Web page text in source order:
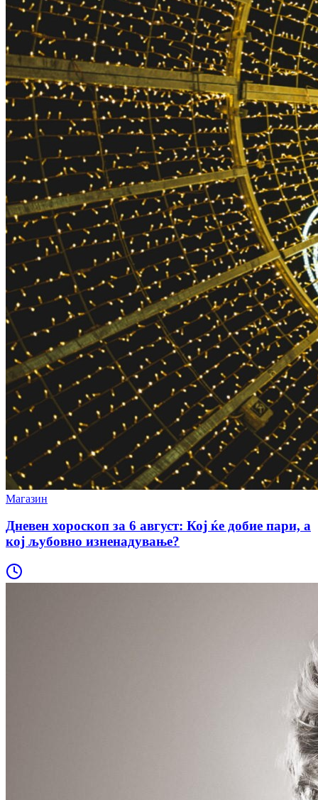
Магазин
Дневен хороскоп за 6 август: Кој ќе добие пари, а
кој љубовно изненадување?